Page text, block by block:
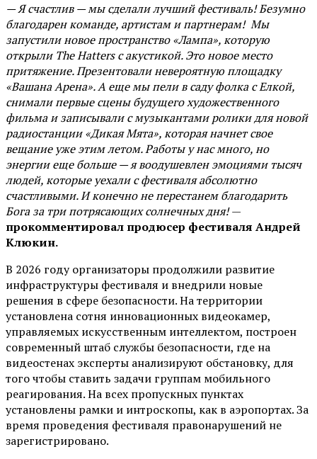
— Я счастлив — мы сделали лучший фестиваль! Безумно
благодарен команде, артистам и партнерам! Мы
запустили новое пространство «Лампа», которую
открыли The Hatters с акустикой. Это новое место
притяжение. Презентовали невероятную площадку
«Вашана Арена». А еще мы пели в саду фолка с Елкой,
снимали первые сцены будущего художественного
фильма и записывали с музыкантами ролики для новой
радиостанции «Дикая Мята», которая начнет свое
вещание уже этим летом. Работы у нас много, но
энергии еще больше — я воодушевлен эмоциями тысяч
людей, которые уехали с фестиваля абсолютно
счастливыми. И конечно не перестанем благодарить
Бога за три потрясающих солнечных дня!—
прокомментировал продюсер фестиваля Андрей
Клюкин.
В 2026 году организаторы продолжили развитие
инфраструктуры фестиваля и внедрили новые
решения в сфере безопасности. На территории
установлена сотня инновационных видеокамер,
управляемых искусственным интеллектом, построен
современный штаб службы безопасности, где на
видеостенах эксперты анализируют обстановку, для
того чтобы ставить задачи группам мобильного
реагирования. На всех пропускных пунктах
установлены рамки и интроскопы, как в аэропортах. За
время проведения фестиваля правонарушений не
зарегистрировано.